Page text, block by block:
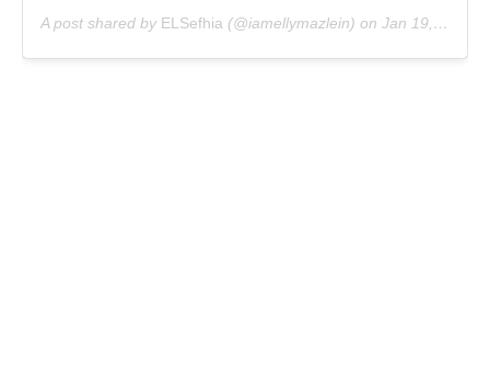
A post shared by ELSefhia (@iamellymazlein) on Jan 19, 2020 at 5:53pm PST